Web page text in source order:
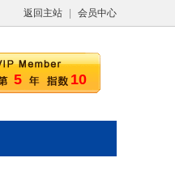
返回主站 会员中心
5 10